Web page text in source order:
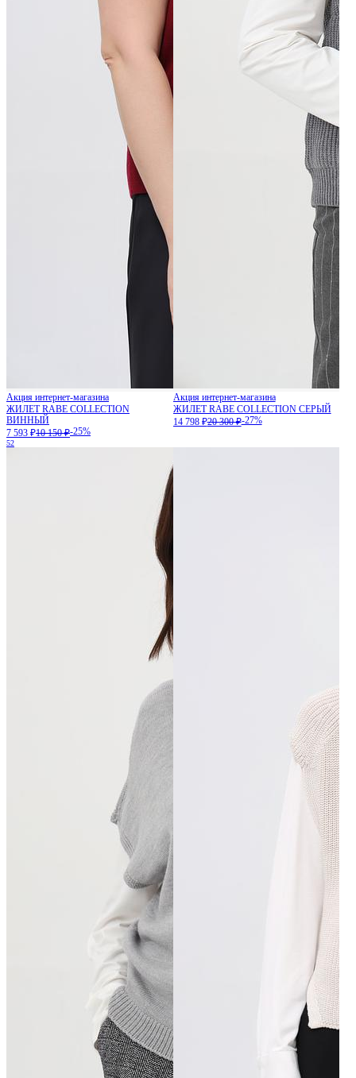
Акция интернет-магазина
ЖИЛЕТ RABE COLLECTION
ВИННЫЙ
7 593 ₽10 150 ₽-25%
52
Акция интернет-магазина
ЖИЛЕТ RABE COLLECTION СЕРЫЙ
14 798 ₽20 300 ₽-27%